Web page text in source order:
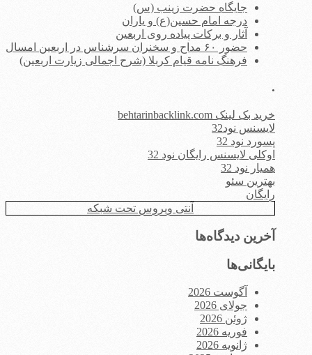
جایگاه حضرت زینب (س)
درجه امام حسین(ع) و یاران
آثار و برکات پیاده روی اربعین
حضور ۶۰ مداح و سخنران سرشناس در اربعین امسال
فرهنگ نامه قیام کربلا (شرح اجمالی زیارت اربعین)
.
خرید بک لینک behtarinbacklink.com
لایسنس نود32
پسورد نود 32
اوکلی لایسنس رایگان نود 32
همیار نود 32
بهترین سئو
رایگان
آنتی ویروس تحت شبکه
آخرین دیدگاه‌ها
بایگانی‌ها
آگوست 2026
جولای 2026
ژوئن 2026
فوریه 2026
ژانویه 2026